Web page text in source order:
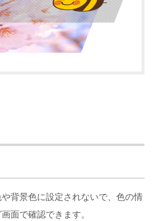
背景色に設定されないで、色の情
面で確認できます。